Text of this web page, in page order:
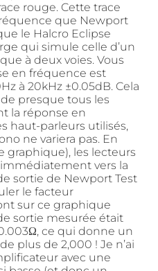
rouge. Cette trace
que Newport
le Halcro Eclipse
qui simule celle d’un
à deux voies. Vous
en fréquence est
à 20kHz ±0.05dB. Cela
presque tous les
la réponse en
haut-parleurs utilisés,
ne variera pas. En
graphique), les lecteurs
vers la
sortie de Newport Test
le facteur
sur ce graphique
sortie mesurée était
ce qui donne un
plus de 2,000 ! Je n’ai
avec une